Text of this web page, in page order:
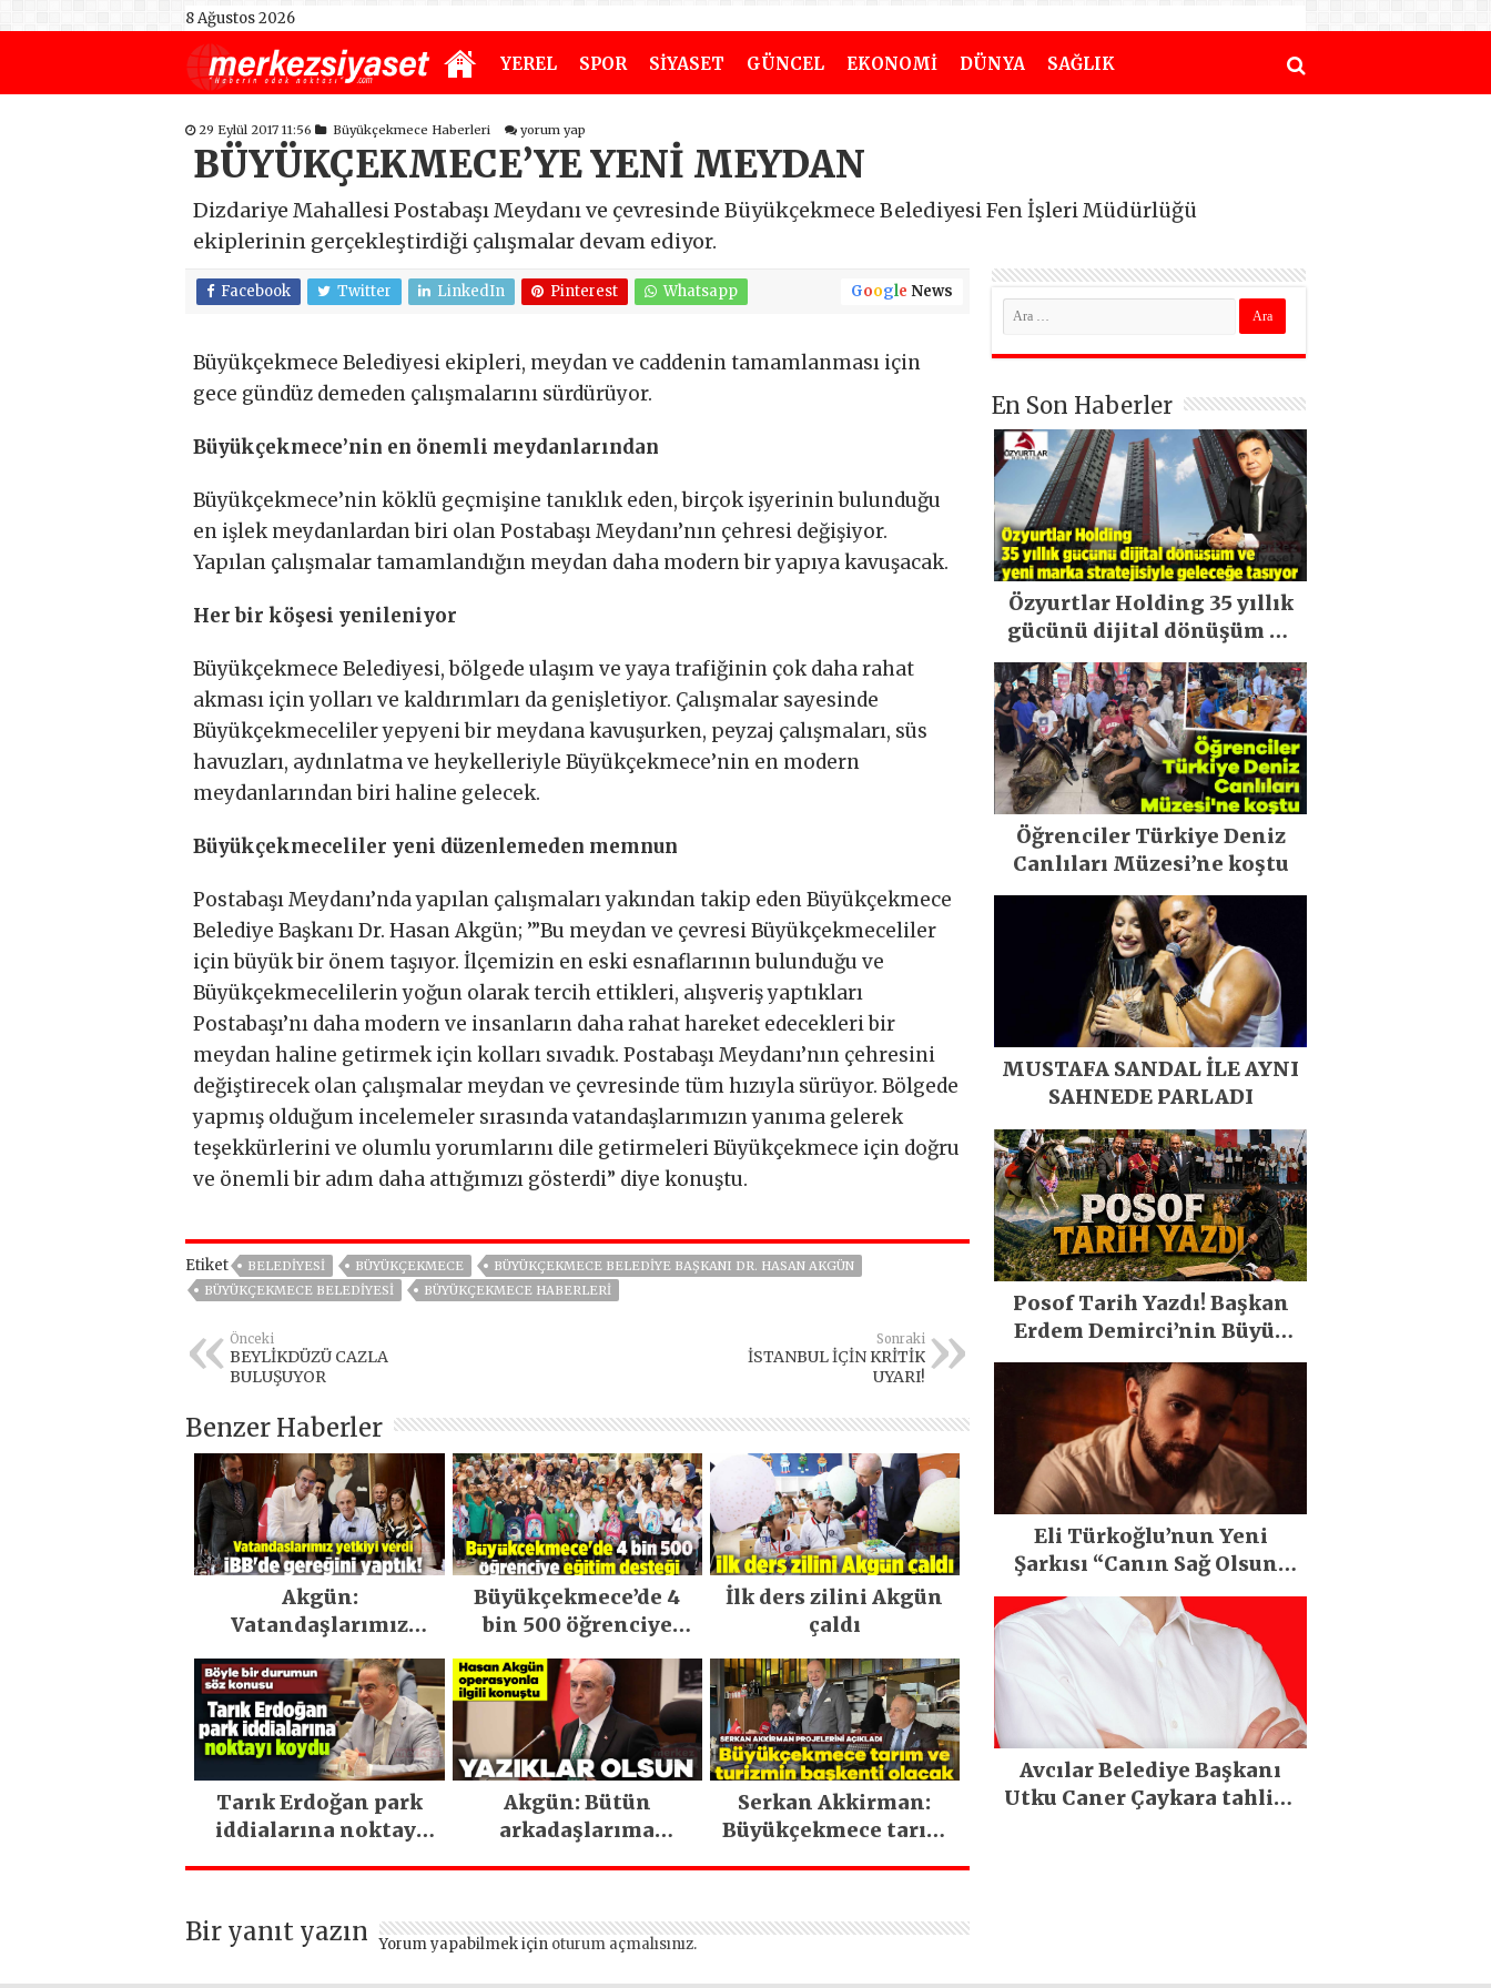
8 Ağustos 2026
YEREL SPOR SİYASET GÜNCEL EKONOMİ DÜNYA SAĞLIK
29 Eylül 2017 11:56 Büyükçekmece Haberleri yorum yap
BÜYÜKÇEKMECE’YE YENİ MEYDAN
Dizdariye Mahallesi Postabaşı Meydanı ve çevresinde Büyükçekmece Belediyesi Fen İşleri Müdürlüğü
ekiplerinin gerçekleştirdiği çalışmalar devam ediyor.
Facebook Twitter LinkedIn Pinterest Whatsapp Google News
Büyükçekmece Belediyesi ekipleri, meydan ve caddenin tamamlanması için
gece gündüz demeden çalışmalarını sürdürüyor.
Büyükçekmece’nin en önemli meydanlarından
Büyükçekmece’nin köklü geçmişine tanıklık eden, birçok işyerinin bulunduğu
en işlek meydanlardan biri olan Postabaşı Meydanı’nın çehresi değişiyor.
Yapılan çalışmalar tamamlandığın meydan daha modern bir yapıya kavuşacak.
Her bir köşesi yenileniyor
Büyükçekmece Belediyesi, bölgede ulaşım ve yaya trafiğinin çok daha rahat
akması için yolları ve kaldırımları da genişletiyor. Çalışmalar sayesinde
Büyükçekmeceliler yepyeni bir meydana kavuşurken, peyzaj çalışmaları, süs
havuzları, aydınlatma ve heykelleriyle Büyükçekmece’nin en modern
meydanlarından biri haline gelecek.
Büyükçekmeceliler yeni düzenlemeden memnun
Postabaşı Meydanı’nda yapılan çalışmaları yakından takip eden Büyükçekmece
Belediye Başkanı Dr. Hasan Akgün; ’”Bu meydan ve çevresi Büyükçekmeceliler
için büyük bir önem taşıyor. İlçemizin en eski esnaflarının bulunduğu ve
Büyükçekmecelilerin yoğun olarak tercih ettikleri, alışveriş yaptıkları
Postabaşı’nı daha modern ve insanların daha rahat hareket edecekleri bir
meydan haline getirmek için kolları sıvadık. Postabaşı Meydanı’nın çehresini
değiştirecek olan çalışmalar meydan ve çevresinde tüm hızıyla sürüyor. Bölgede
yapmış olduğum incelemeler sırasında vatandaşlarımızın yanıma gelerek
teşekkürlerini ve olumlu yorumlarını dile getirmeleri Büyükçekmece için doğru
ve önemli bir adım daha attığımızı gösterdi” diye konuştu.
Etiket BELEDİYESİ BÜYÜKÇEKMECE
BÜYÜKÇEKMECE BELEDIYE BAŞKANI DR. HASAN AKGÜN
BÜYÜKÇEKMECE BELEDIYESI
BÜYÜKÇEKMECE HABERLERI
Önceki
BEYLİKDÜZÜ CAZLA
BULUŞUYOR
Sonraki
İSTANBUL İÇİN KRİTİK
UYARI!
Benzer Haberler
Akgün:
Vatandaşlarımız
gereğini yaptık!
Büyükçekmece’de 4
bin 500 öğrenciye
veriliyor
İlk ders zilini Akgün
çaldı
Tarık Erdoğan park
iddialarına noktayı
Akgün: Bütün
arkadaşlarıma
Serkan Akkirman:
Büyükçekmece tarım
Bir yanıt yazın Yorum yapabilmek için oturum açmalısınız.
En Son Haberler
Özyurtlar Holding 35 yıllık
gücünü dijital dönüşüm ve
yeni marka stratejisiyle
geleceğe taşıyor
Öğrenciler Türkiye Deniz
Canlıları Müzesi’ne koştu
MUSTAFA SANDAL İLE AYNI
SAHNEDE PARLADI
Posof Tarih Yazdı! Başkan
Erdem Demirci’nin Büyük
Emeğiyle Son Yılların En
Büyük Festivali Gerçekleşti
Eli Türkoğlu’nun Yeni
Şarkısı “Canın Sağ Olsun”
Büyük İlgi Gördü!..
Avcılar Belediye Başkanı
Utku Caner Çaykara tahliye